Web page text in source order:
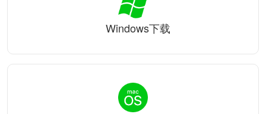
Windows下载